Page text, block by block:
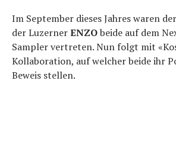
Im September dieses Jahres waren
der LuzernerENZObeide auf dem
Sampler vertreten. Nun folgt mit
Kollaboration, auf welcher beide ihr
Beweis stellen.